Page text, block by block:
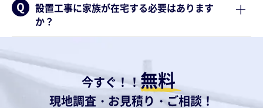
設置工事に家族が在宅する必要はあります
か？
今すぐ！！無料
現地調査・お見積り・ご相談！